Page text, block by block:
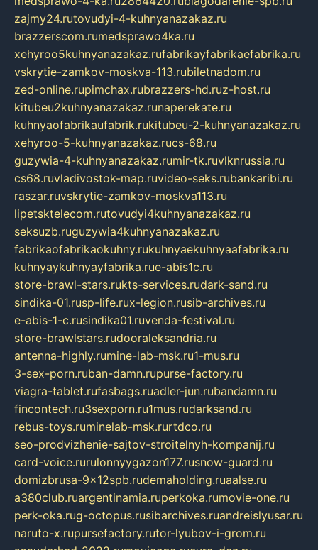
zajmy24.rutovudyi-4-kuhnyanazakaz.ru
brazzerscom.rumedsprawo4ka.ru
xehyroo5kuhnyanazakaz.rufabrikayfabrikaefabrika.ru
vskrytie-zamkov-moskva-113.rubiletnadom.ru
zed-online.rupimchax.rubrazzers-hd.ruz-host.ru
kitubeu2kuhnyanazakaz.runaperekate.ru
kuhnyaofabrikaufabrik.rukitubeu-2-kuhnyanazakaz.ru
xehyroo-5-kuhnyanazakaz.rucs-68.ru
guzywia-4-kuhnyanazakaz.rumir-tk.ruvlknrussia.ru
cs68.ruvladivostok-map.ruvideo-seks.rubankaribi.ru
raszar.ruvskrytie-zamkov-moskva113.ru
lipetsktelecom.rutovudyi4kuhnyanazakaz.ru
seksuzb.ruguzywia4kuhnyanazakaz.ru
fabrikaofabrikaokuhny.rukuhnyaekuhnyaafabrika.ru
kuhnyaykuhnyayfabrika.rue-abis1c.ru
store-brawl-stars.rukts-services.rudark-sand.ru
sindika-01.rusp-life.rux-legion.rusib-archives.ru
e-abis-1-c.rusindika01.ruvenda-festival.ru
store-brawlstars.rudooraleksandria.ru
antenna-highly.rumine-lab-msk.ru1-mus.ru
3-sex-porn.ruban-damn.rupurse-factory.ru
viagra-tablet.rufasbags.ruadler-jun.rubandamn.ru
fincontech.ru3sexporn.ru1mus.rudarksand.ru
rebus-toys.ruminelab-msk.rurtdco.ru
seo-prodvizhenie-sajtov-stroitelnyh-kompanij.ru
card-voice.rurulonnyygazon177.rusnow-guard.ru
domizbrusa-9x12spb.rudemaholding.ruaalse.ru
a380club.ruargentinamia.ruperkoka.rumovie-one.ru
perk-oka.rug-octopus.rusibarchives.ruandreislyusar.ru
naruto-x.rupursefactory.rutor-lyubov-i-grom.ru